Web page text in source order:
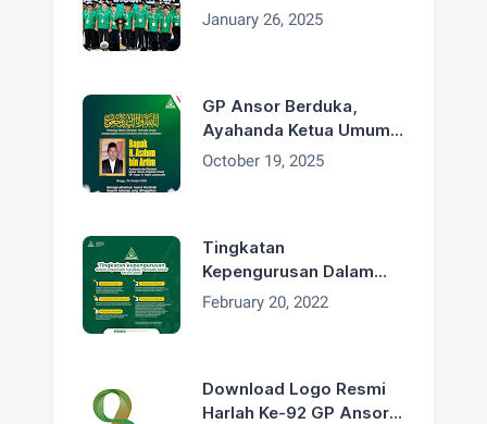
2029
January 26, 2025
GP Ansor Berduka,
Ayahanda Ketua Umum
H. Addin Jauharudin,
October 19, 2025
Tingkatan
Kepengurusan Dalam
Organisasi GP Ansor
February 20, 2022
Download Logo Resmi
Harlah Ke-92 GP Ansor